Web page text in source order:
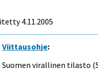
4.11.2005
Viittausohje:
Suomen virallinen tilasto